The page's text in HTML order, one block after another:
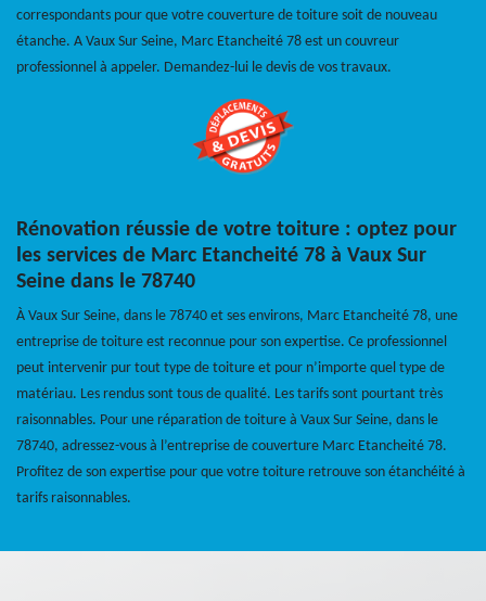
correspondants pour que votre couverture de toiture soit de nouveau
étanche. A Vaux Sur Seine, Marc Etancheité 78 est un couvreur
professionnel à appeler. Demandez-lui le devis de vos travaux.
Rénovation réussie de votre toiture : optez pour
les services de Marc Etancheité 78 à Vaux Sur
Seine dans le 78740
À Vaux Sur Seine, dans le 78740 et ses environs, Marc Etancheité 78, une
entreprise de toiture est reconnue pour son expertise. Ce professionnel
peut intervenir pur tout type de toiture et pour n’importe quel type de
matériau. Les rendus sont tous de qualité. Les tarifs sont pourtant très
raisonnables. Pour une réparation de toiture à Vaux Sur Seine, dans le
78740, adressez-vous à l’entreprise de couverture Marc Etancheité 78.
Profitez de son expertise pour que votre toiture retrouve son étanchéité à
tarifs raisonnables.